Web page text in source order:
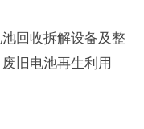
回收拆解设备及整
旧电池再生利用